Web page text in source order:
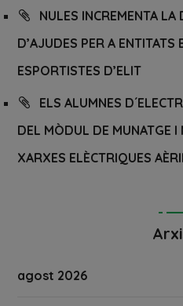
NULES INCREMENTA
D’AJUDES PER A ENTITATS
ESPORTISTES D’ELIT
ELS ALUMNES
DEL MÒDUL DE MUNATGE I
XARXES ELÈCTRIQUES
agost 2026